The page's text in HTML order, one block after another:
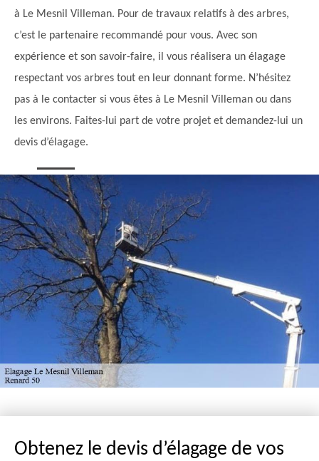
à Le Mesnil Villeman. Pour de travaux relatifs à des arbres,
c’est le partenaire recommandé pour vous. Avec son
expérience et son savoir-faire, il vous réalisera un élagage
respectant vos arbres tout en leur donnant forme. N’hésitez
pas à le contacter si vous êtes à Le Mesnil Villeman ou dans
les environs. Faites-lui part de votre projet et demandez-lui un
devis d’élagage.
Obtenez le devis d’élagage de vos